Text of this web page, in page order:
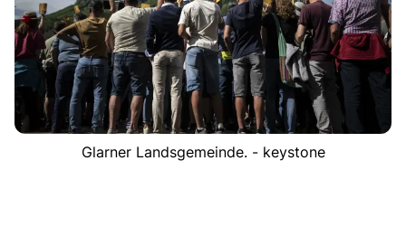
Glarner Landsgemeinde. - keystone